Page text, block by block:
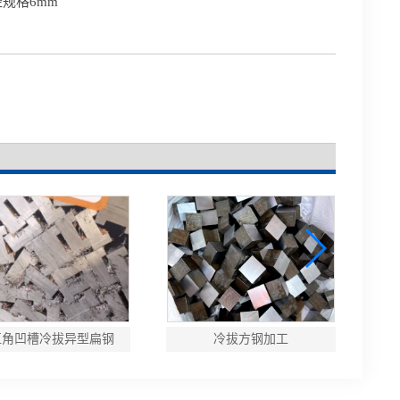
凹槽冷拔异型扁钢 冷拔方钢加工